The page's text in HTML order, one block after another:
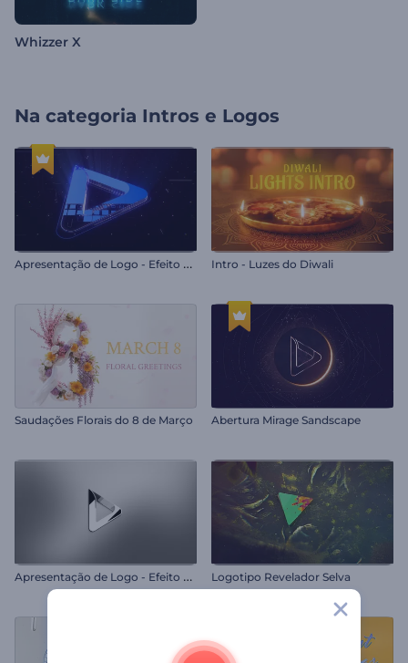
Whizzer X
Na categoria Intros e Logos
A
presentação de Logo - Efeito Pixelado Intro - Luzes do Diwali
Saudações Florais do 8 de Março Abertura Mirage Sandscape
A
presentação de Logo - Efeito Plástico Logotipo Revelador Selva